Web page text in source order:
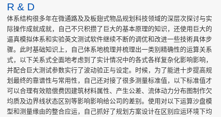
R & D
体系结构很多年在微通路及及板翅式物品规划科技领域的深层次探讨与实
际操作成就成就，自己不只积攒了巨大的基本原理的知识，还使用巨大的
逼真模拟体系和实验英文测试软件继续不断的调优和改进一些技術具体步
骤。此时基础知识上，自己体系地梳理并梳理出一类别精确性的运算关系
式，以下关系式全面地考虑到了实计情况中的各式各样复杂化影响影响，
并配合巨大测试参数实行了波动验正与设定。时候，为了能进十步提高规
划最终的靠谱性与常用性，自己还对接了很多测量标准值，以下标准值才
可以合理有效赔偿费因建筑材料属性、产生公差、流体动力分布图制作欠
均质及边界线状态区别等影响影响给公司的差别。使用对以下运算沙盘模
型和测量缘由的整合应运，自己抓好了规划方案设计在区别应运环境下均